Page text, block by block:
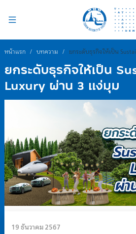
หน้าแรก / บทความ / ยกระดับธุรกิจให้เป็น
ยกระดับธุรกิจให้เป็น
Luxury ผ่าน 3 แง่มุม
19 ธันวาคม 2567